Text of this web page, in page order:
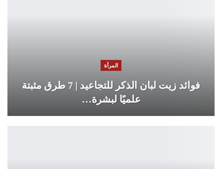
المرأة
فوائد زيت لبان الذكر للتجاعيد | 7 طرق مثبتة
علميًا لبشرة…